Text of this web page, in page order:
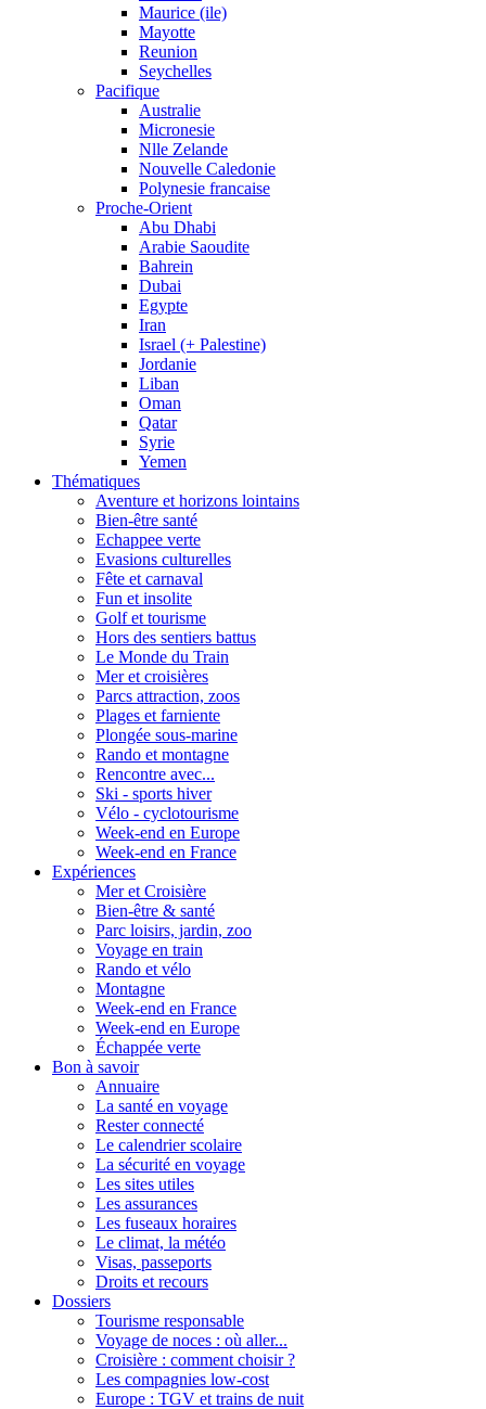
Maurice (ile)
Mayotte
Reunion
Seychelles
Pacifique
Australie
Micronesie
Nlle Zelande
Nouvelle Caledonie
Polynesie francaise
Proche-Orient
Abu Dhabi
Arabie Saoudite
Bahrein
Dubai
Egypte
Iran
Israel (+ Palestine)
Jordanie
Liban
Oman
Qatar
Syrie
Yemen
Thématiques
Aventure et horizons lointains
Bien-être santé
Echappee verte
Evasions culturelles
Fête et carnaval
Fun et insolite
Golf et tourisme
Hors des sentiers battus
Le Monde du Train
Mer et croisières
Parcs attraction, zoos
Plages et farniente
Plongée sous-marine
Rando et montagne
Rencontre avec...
Ski - sports hiver
Vélo - cyclotourisme
Week-end en Europe
Week-end en France
Expériences
Mer et Croisière
Bien-être & santé
Parc loisirs, jardin, zoo
Voyage en train
Rando et vélo
Montagne
Week-end en France
Week-end en Europe
Échappée verte
Bon à savoir
Annuaire
La santé en voyage
Rester connecté
Le calendrier scolaire
La sécurité en voyage
Les sites utiles
Les assurances
Les fuseaux horaires
Le climat, la météo
Visas, passeports
Droits et recours
Dossiers
Tourisme responsable
Voyage de noces : où aller...
Croisière : comment choisir ?
Les compagnies low-cost
Europe : TGV et trains de nuit